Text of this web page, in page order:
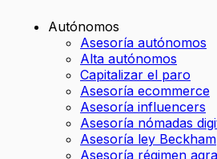
Autónomos
Asesoría autónomos
Alta autónomos
Capitalizar el paro
Asesoría ecommerce
Asesoría influencers
Asesoría nómadas
Asesoría ley Beckham
Asesoría régimen